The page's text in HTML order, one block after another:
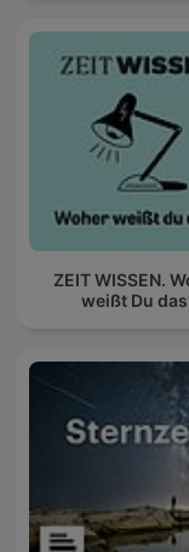
ZEIT WISSEN.
weißt Du